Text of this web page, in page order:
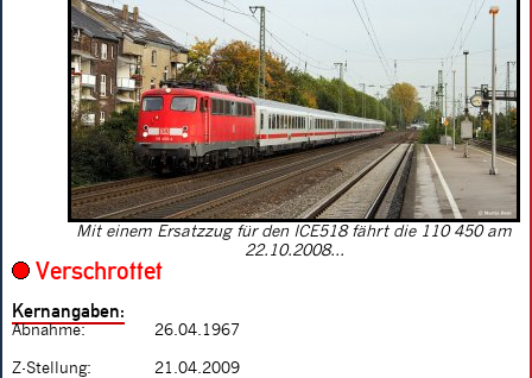
Mit einem Ersatzzug für den ICE518 fährt die 110 450 am
22.10.2008...
Verschrottet
Kernangaben:
Abnahme: 26.04.1967
Z-Stellung: 21.04.2009